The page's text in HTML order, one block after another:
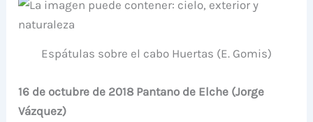
Espátulas sobre el cabo Huertas (E. Gomis)
16 de octubre de 2018 Pantano de Elche (Jorge
Vázquez)